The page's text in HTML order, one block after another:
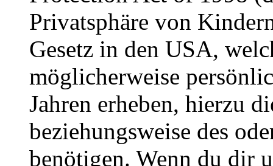
Privatsphäre von
Gesetz in den USA,
möglicherweise
Jahren erheben, hierzu
beziehungsweise des
benötigen. Wenn du dir